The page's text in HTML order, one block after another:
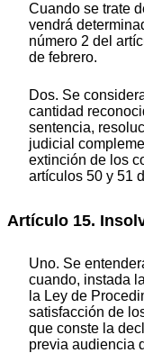
Cuando se trate
vendrá
número 2 del
de febrero.
Dos. Se
cantidad
sentencia,
judicial
extinción de los
artículos 50 y 51
Artículo 15.
Uno. Se
cuando, instada
la Ley de
satisfacción de
que conste la
previa audiencia